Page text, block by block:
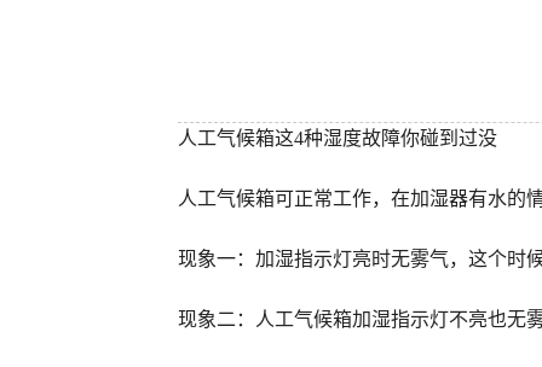
人工气候箱这4种湿度故障你碰到过没
人工气候箱可正常工作，在加湿器有水的
现象一：加湿指示灯亮时无雾气，这个时
现象二：人工气候箱加湿指示灯不亮也无